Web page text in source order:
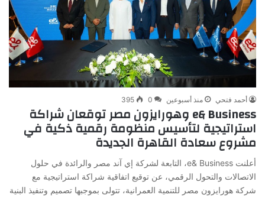
أحمد فتحي منذ أسبوعين 0
395
e& Business وهورايزون مصر توقعان شراكة
استراتيجية لتأسيس منظومة رقمية ذكية في
مشروع سعادة القاهرة الجديدة
أعلنت e& Business، التابعة لشركة إي آند مصر والرائدة في حلول
الاتصالات والتحول الرقمي، عن توقيع اتفاقية شراكة استراتيجية مع
شركة هورايزون مصر للتنمية العمرانية، تتولى بموجبها تصميم وتنفيذ البنية